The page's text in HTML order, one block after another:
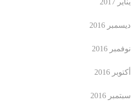
يناير 2017
ديسمبر 2016
نوفمبر 2016
أكتوبر 2016
سبتمبر 2016